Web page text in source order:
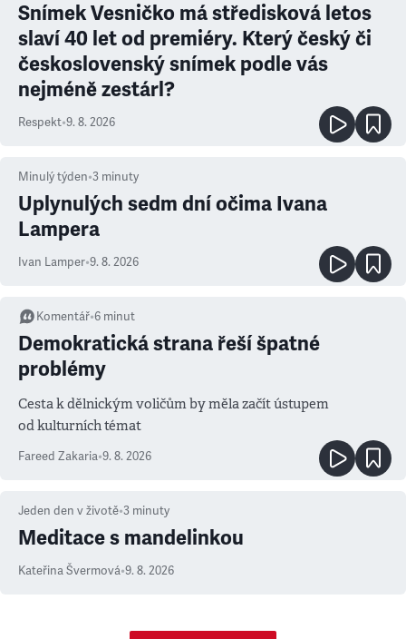
Snímek Vesničko má středisková letos
slaví 40 let od premiéry. Který český či
československý snímek podle vás
nejméně zestárl?
Respekt•9. 8. 2026
Minulý týden•3 minuty
Uplynulých sedm dní očima Ivana
Lampera
Ivan Lamper•9. 8. 2026
Komentář•6 minut
Demokratická strana řeší špatné
problémy
Cesta k dělnickým voličům by měla začít ústupem
od kulturních témat
Fareed Zakaria•9. 8. 2026
Jeden den v životě•3 minuty
Meditace s mandelinkou
Kateřina Švermová•9. 8. 2026